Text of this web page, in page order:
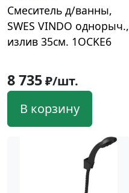
Смеситель д/ванны,
SWES VINDO однорыч.,
излив 35см. 1OCKE6
8 735₽/шт.
В корзину